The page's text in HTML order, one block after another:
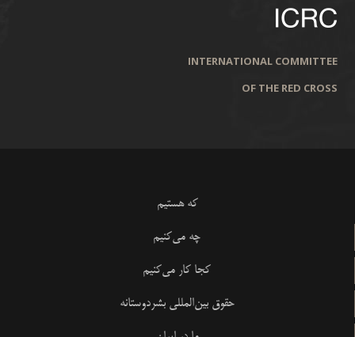
INTERNATIONAL COMMITTEE
OF THE RED CROSS
که هستیم
چه می‌کنیم
کجا کار می‌کنیم
حقوق بین‌المللی بشردوستانه